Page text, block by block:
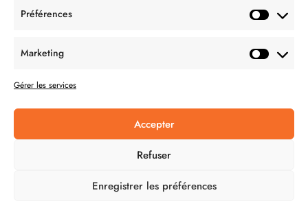
Préférences
Marketing
Gérer les services
Accepter
Refuser
Enregistrer les préférences
CONDITION GÉNÉRALES DE VENTES